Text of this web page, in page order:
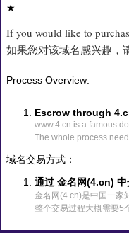
★
If you would like to
如果您对该域名感兴趣，
Process Overview:
Escrow through
www.4.cn is a famous
The whole process
域名交易方式：
通过 金名网(4.cn) 中
金名网(4.cn)是中国一家
整个交易过程大概需要5